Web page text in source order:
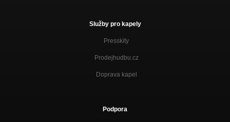
Služby pro kapely
Presskity
Prodejhudbu.cz
Doprava kapel
Podpora